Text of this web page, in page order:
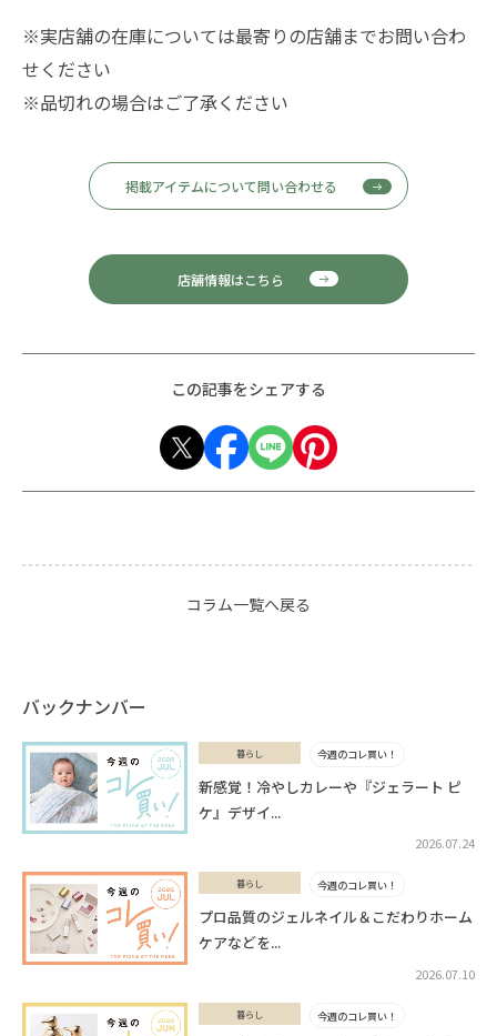
※実店舗の在庫については最寄りの店舗までお問い合わ
せください
※品切れの場合はご了承ください
掲載アイテムについて問い合わせる
店舗情報はこちら
この記事をシェアする
コラム一覧へ戻る
バックナンバー
暮らし
2026.07.24
新感覚！冷やしカレーや『ジェラート ピ
ケ』デザイ...
今週のコレ買い！
暮らし
2026.07.10
プロ品質のジェルネイル＆こだわりホーム
ケアなどを...
今週のコレ買い！
暮らし 今週のコレ買い！